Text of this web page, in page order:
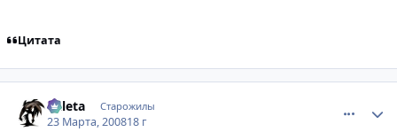
Цитата
Valeta Старожилы
23 Марта, 200818 г